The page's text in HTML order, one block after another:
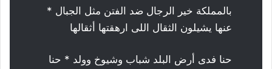
بالمملكة خير الرجال ضد الفتن مثل الجبال *
عنها يشيلون الثقال اللى ارهقتها أثقالها
حنا فدى أرض البلد شباب وشيوخ وولد * حنا